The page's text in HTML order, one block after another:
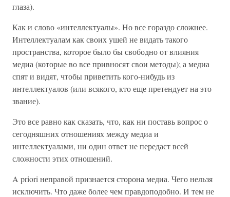
глаза).
Как и слово «интеллектуалы». Но все гораздо сложнее.
Интеллектуалам как своих ушей не видать такого
пространства, которое было бы свободно от влияния
медиа (которые во все привносят свои методы); а медиа
спят и видят, чтобы приветить кого-нибудь из
интеллектуалов (или всякого, кто еще претендует на это
звание).
Это все равно как сказать, что, как ни поставь вопрос о
сегодняшних отношениях между медиа и
интеллектуалами, ни один ответ не передаст всей
сложности этих отношений.
A priori неправой признается сторона медиа. Чего нельзя
исключить. Что даже более чем правдоподобно. И тем не